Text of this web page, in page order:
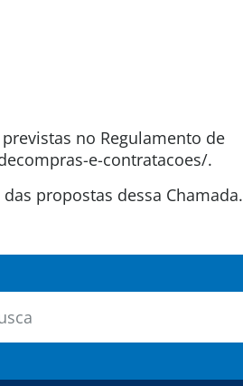
no Regulamento de
e-contratacoes/.
propostas dessa Chamada.